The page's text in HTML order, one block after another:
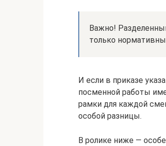
Важно!
только
И если в приказе
посменной работы
рамки для каждой
особой разницы.
В ролике ниже —